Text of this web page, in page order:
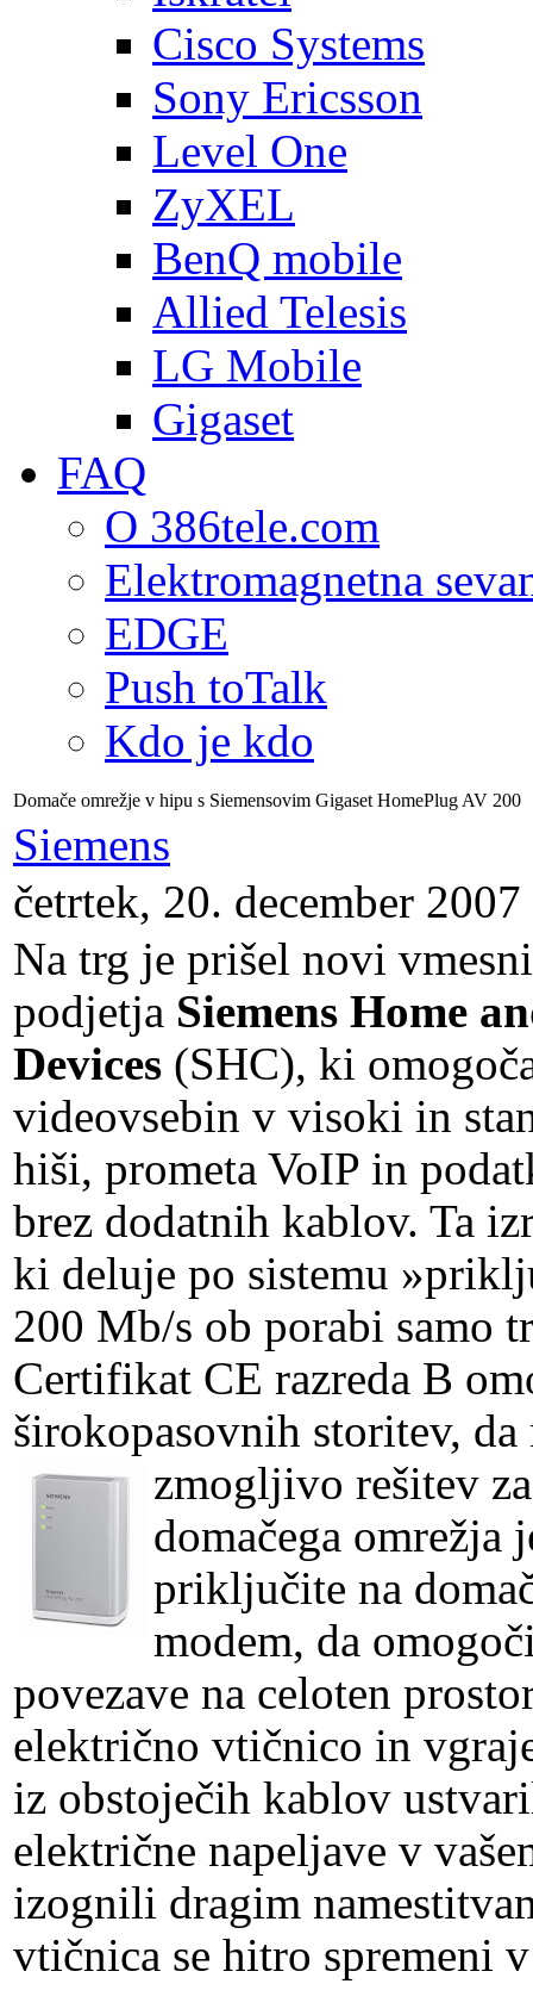
Cisco Systems
Sony Ericsson
Level One
ZyXEL
BenQ mobile
Allied Telesis
LG Mobile
Gigaset
FAQ
O 386tele.com
Elektromagnetna
EDGE
Push toTalk
Kdo je kdo
Domače omrežje v hipu s Siemensovim Gigaset HomePlug AV 200
Siemens
četrtek, 20. december 2007
Na trg je prišel novi
podjetja Siemens Home
Devices (SHC), ki
videovsebin v visoki in
hiši, prometa VoIP in
brez dodatnih kablov. Ta
ki deluje po sistemu
200 Mb/s ob porabi samo
Certifikat CE razreda B
širokopasovnih storitev,
zmogljivo rešitev
domačega omrežja
priključite na
modem, da
povezave na celoten
električno vtičnico in
iz obstoječih kablov
električne napeljave v
izognili dragim
vtičnica se hitro spremeni